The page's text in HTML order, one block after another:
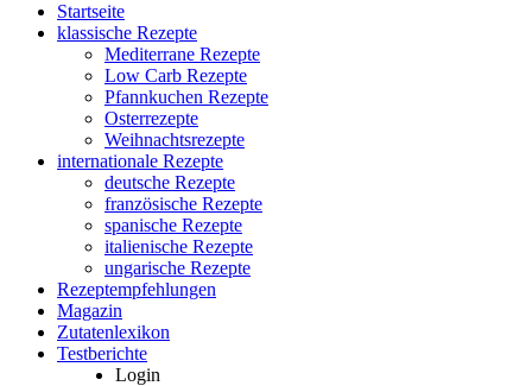
Startseite
klassische Rezepte
Mediterrane Rezepte
Low Carb Rezepte
Pfannkuchen Rezepte
Osterrezepte
Weihnachtsrezepte
internationale Rezepte
deutsche Rezepte
französische Rezepte
spanische Rezepte
italienische Rezepte
ungarische Rezepte
Rezeptempfehlungen
Magazin
Zutatenlexikon
Testberichte
Login